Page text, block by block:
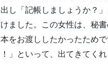
し「記帳しましょうか？
ました。この女性は、秘
をお渡ししたかったため
」といって、出てきてくれ